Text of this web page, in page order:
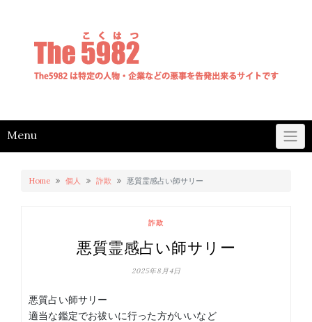
Menu
Home 個人 詐欺 悪質霊感占い師サリー
詐欺
悪質霊感占い師サリー
2025年8月4日
悪質占い師サリー
適当な鑑定でお祓いに行った方がいいなど